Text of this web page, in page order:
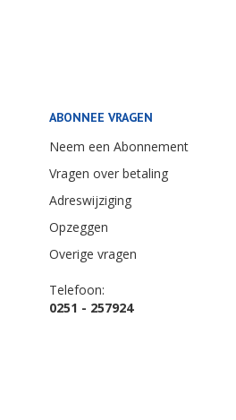
ABONNEE VRAGEN
Neem een Abonnement
Vragen over betaling
Adreswijziging
Opzeggen
Overige vragen
Telefoon:
0251 - 257924